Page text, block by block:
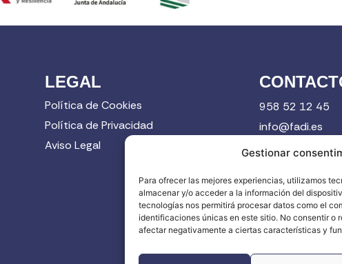
Gestionar
Para ofrecer las mejores experiencias, utilizamos
almacenar y/o acceder a la información del
tecnologías nos permitirá procesar datos como el
identificaciones únicas en este sitio. No consentir o
afectar negativamente a ciertas características y
LEGAL
Política de Cookies
Política de Privacidad
Aviso Legal
958 52 12 45
info@fadi.es
C/ Carmen de
Contacta